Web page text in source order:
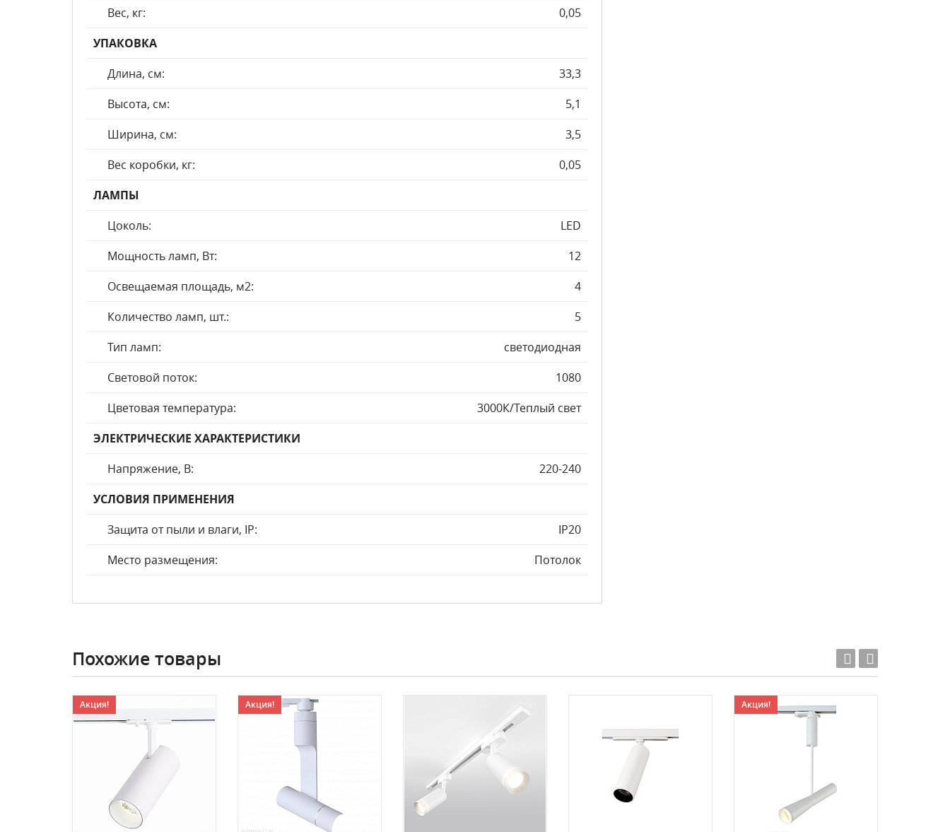
Вес, кг:
0,05
УПАКОВКА
Длина, см:
33,3
Высота, см:
5,1
Ширина, см:
3,5
Вес коробки, кг:
0,05
ЛАМПЫ
Цоколь:
LED
Мощность ламп, Вт:
12
Освещаемая площадь, м2:
4
Количество ламп, шт.:
5
Тип ламп:
светодиодная
Световой поток:
1080
Цветовая температура:
3000К/Теплый свет
ЭЛЕКТРИЧЕСКИЕ ХАРАКТЕРИСТИКИ
Напряжение, В:
220-240
УСЛОВИЯ ПРИМЕНЕНИЯ
Защита от пыли и влаги, IP:
IP20
Место размещения:
Потолок
Похожие товары
Акция! Акция! Акция!